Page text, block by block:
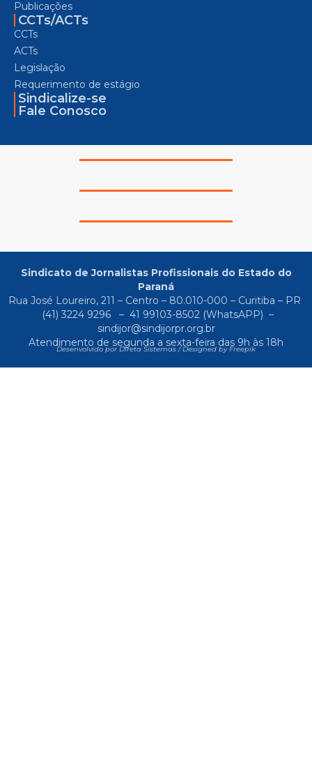
Publicações
CCTs/ACTs
CCTs
ACTs
Legislação
Requerimento de estágio
Sindicalize-se
Fale Conosco
Sindicato de Jornalistas Profissionais do Estado do
Paraná
Rua José Loureiro, 211 – Centro – 80.010-000 – Curitiba – PR
(41) 3224 9296
– 41 99103-8502(WhatsAPP) –
sindijor@sindijorpr.org.br
Atendimento de segunda a sexta-feira das 9h às 18h
Desenvolvido por Direta Sistemas /Designed by Freepik